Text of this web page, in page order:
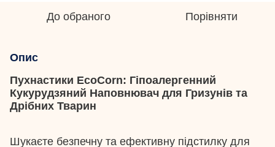
До обраного Порівняти
Опис
Пухнастики EcoCorn: Гіпоалергенний
Кукурудзяний Наповнювач для Гризунів та
Дрібних Тварин
Шукаєте безпечну та ефективну підстилку для